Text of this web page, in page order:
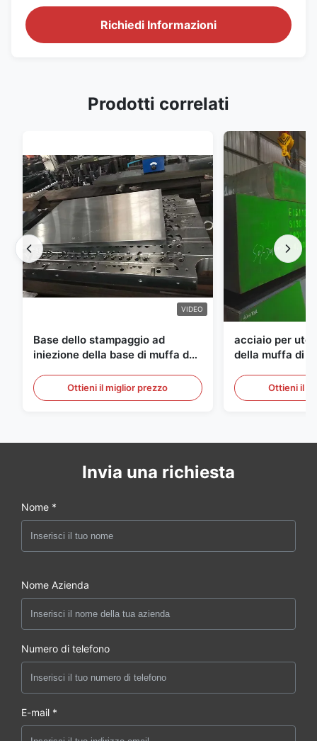
Richiedi Informazioni
Prodotti correlati
VIDEO
Base dello stampaggio ad
iniezione della base di muffa del
DOMESTICO di S136 P20
Ottieni il miglior prezzo
acciaio per
della muffa di
Ottieni il
Invia una richiesta
Nome *
Nome Azienda
Numero di telefono
E-mail *